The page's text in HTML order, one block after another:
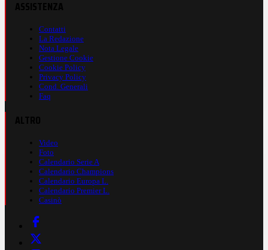
Contatti
La Redazione
Nota Legale
Gestione Cookie
Cookie Policy
Privacy Policy
Cond. Generali
Faq
Video
Foto
Calendario Serie A
Calendario Champions
Calendario Europa L.
Calendario Premier L.
Casinò